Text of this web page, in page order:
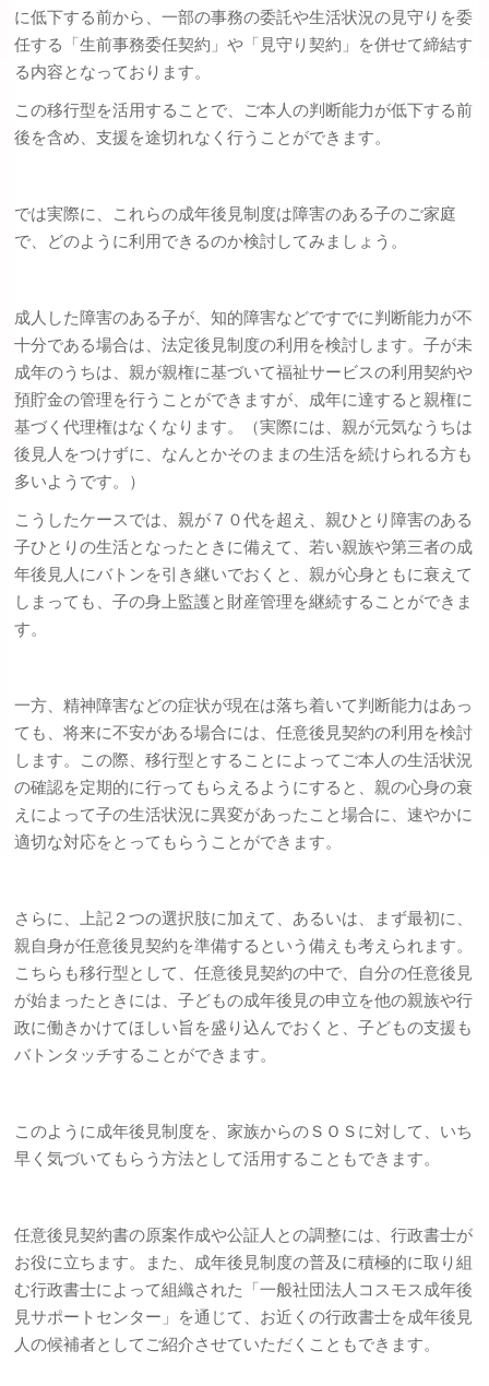
に低下する前から、一部の事務の委託や生活状況の見守りを委
任する「生前事務委任契約」や「見守り契約」を併せて締結す
る内容となっております。
この移行型を活用することで、ご本人の判断能力が低下する前
後を含め、支援を途切れなく行うことができます。
では実際に、これらの成年後見制度は障害のある子のご家庭
で、どのように利用できるのか検討してみましょう。
成人した障害のある子が、知的障害などですでに判断能力が不
十分である場合は、法定後見制度の利用を検討します。子が未
成年のうちは、親が親権に基づいて福祉サービスの利用契約や
預貯金の管理を行うことができますが、成年に達すると親権に
基づく代理権はなくなります。（実際には、親が元気なうちは
後見人をつけずに、なんとかそのままの生活を続けられる方も
多いようです。）
こうしたケースでは、親が７０代を超え、親ひとり障害のある
子ひとりの生活となったときに備えて、若い親族や第三者の成
年後見人にバトンを引き継いでおくと、親が心身ともに衰えて
しまっても、子の身上監護と財産管理を継続することができま
す。
一方、精神障害などの症状が現在は落ち着いて判断能力はあっ
ても、将来に不安がある場合には、任意後見契約の利用を検討
します。この際、移行型とすることによってご本人の生活状況
の確認を定期的に行ってもらえるようにすると、親の心身の衰
えによって子の生活状況に異変があったこと場合に、速やかに
適切な対応をとってもらうことができます。
さらに、上記２つの選択肢に加えて、あるいは、まず最初に、
親自身が任意後見契約を準備するという備えも考えられます。
こちらも移行型として、任意後見契約の中で、自分の任意後見
が始まったときには、子どもの成年後見の申立を他の親族や行
政に働きかけてほしい旨を盛り込んでおくと、子どもの支援も
バトンタッチすることができます。
このように成年後見制度を、家族からのＳＯＳに対して、いち
早く気づいてもらう方法として活用することもできます。
任意後見契約書の原案作成や公証人との調整には、行政書士が
お役に立ちます。また、成年後見制度の普及に積極的に取り組
む行政書士によって組織された「一般社団法人コスモス成年後
見サポートセンター」を通じて、お近くの行政書士を成年後見
人の候補者としてご紹介させていただくこともできます。